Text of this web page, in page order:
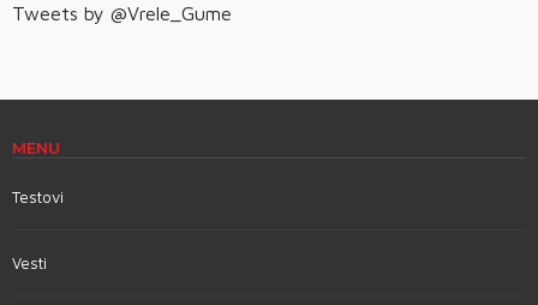
Tweets by @Vrele_Gume
MENU
Testovi
Vesti